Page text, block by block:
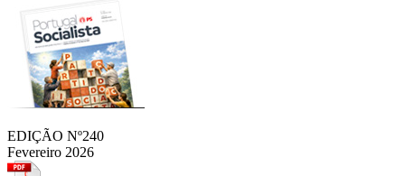
EDIÇÃO Nº240
Fevereiro 2026